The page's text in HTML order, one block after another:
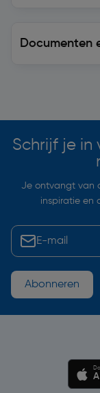
Documenten
Schrijf je in
Je ontvangt van
inspiratie en
Abonneren